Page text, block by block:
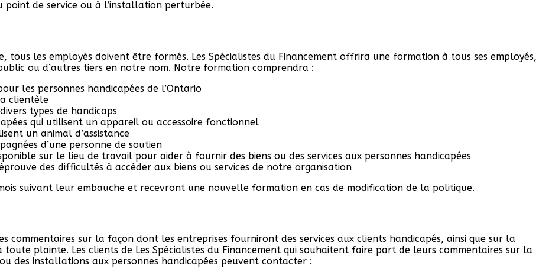
point de service ou à l’installation perturbée.
les employés doivent être formés. Les Spécialistes du Financement offrira une formation à tous ses employés,
ou d’autres tiers en notre nom. Notre formation comprendra :
les personnes handicapées de l’Ontario
clientèle
types de handicaps
qui utilisent un appareil ou accessoire fonctionnel
un animal d’assistance
d’une personne de soutien
sur le lieu de travail pour aider à fournir des biens ou des services aux personnes handicapées
des difficultés à accéder aux biens ou services de notre organisation
suivant leur embauche et recevront une nouvelle formation en cas de modification de la politique.
commentaires sur la façon dont les entreprises fourniront des services aux clients handicapés, ainsi que sur la
plainte. Les clients de Les Spécialistes du Financement qui souhaitent faire part de leurs commentaires sur la
des installations aux personnes handicapées peuvent contacter :